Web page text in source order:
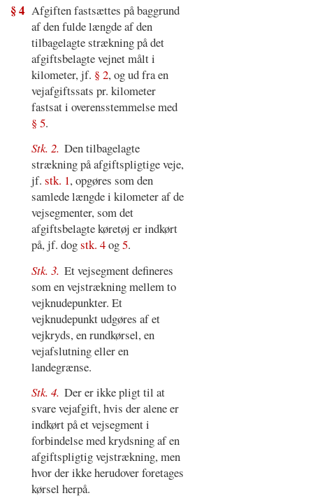
§ 4 Afgiften fastsættes på baggrund
af den fulde længde af den
tilbagelagte strækning på det
afgiftsbelagte vejnet målt i
kilometer, jf. § 2, og ud fra en
vejafgiftssats pr. kilometer
fastsat i overensstemmelse med
§ 5.
Stk. 2. Den tilbagelagte
strækning på afgiftspligtige veje,
jf. stk. 1, opgøres som den
samlede længde i kilometer af de
vejsegmenter, som det
afgiftsbelagte køretøj er indkørt
på, jf. dogstk. 4og5.
Stk. 3. Et vejsegment defineres
som en vejstrækning mellem to
vejknudepunkter. Et
vejknudepunkt udgøres af et
vejkryds, en rundkørsel, en
vejafslutning eller en
landegrænse.
Stk. 4. Der er ikke pligt til at
svare vejafgift, hvis der alene er
indkørt på et vejsegment i
forbindelse med krydsning af en
afgiftspligtig vejstrækning, men
hvor der ikke herudover foretages
kørsel herpå.